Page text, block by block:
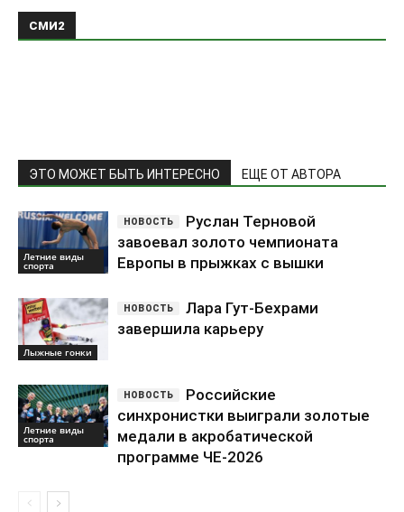
СМИ2
ЭТО МОЖЕТ БЫТЬ ИНТЕРЕСНО ЕЩЕ ОТ АВТОРА
Летние виды
спорта
Руслан Терновой
завоевал золото чемпионата
Европы в прыжках с вышки
Лыжные гонки
Лара Гут-Бехрами
завершила карьеру
Летние виды
спорта
Российские
синхронистки выиграли золотые
медали в акробатической
программе ЧЕ-2026